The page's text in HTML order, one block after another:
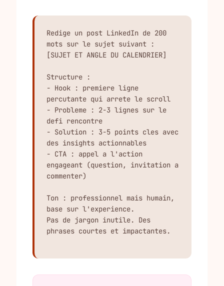
Redige un post LinkedIn de 200
mots sur le sujet suivant :
[SUJET ET ANGLE DU CALENDRIER]
Structure :
- Hook : premiere ligne
percutante qui arrete le scroll
- Probleme : 2-3 lignes sur le
defi rencontre
- Solution : 3-5 points cles avec
des insights actionnables
- CTA : appel a l'action
engageant (question, invitation a
commenter)
Ton : professionnel mais humain,
base sur l'experience.
Pas de jargon inutile. Des
phrases courtes et impactantes.